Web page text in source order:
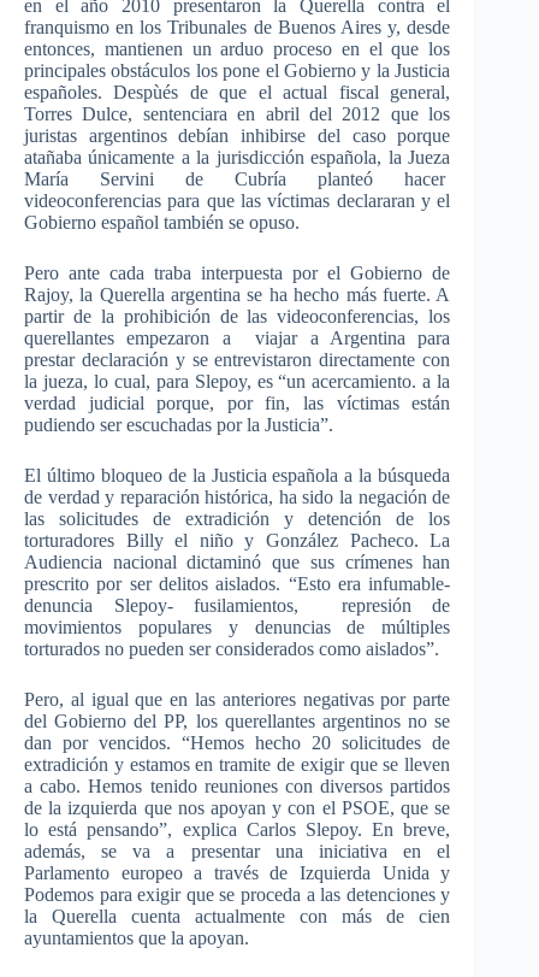
en el año 2010 presentaron la Querella contra el
franquismo en los Tribunales de Buenos Aires y, desde
entonces, mantienen un arduo proceso en el que los
principales obstáculos los pone el Gobierno y la Justicia
españoles. Despùés de que el actual fiscal general,
Torres Dulce, sentenciara en abril del 2012 que los
juristas argentinos debían inhibirse del caso porque
atañaba únicamente a la jurisdicción española, la Jueza
María Servini de Cubría planteó hacer
videoconferencias para que las víctimas declararan y el
Gobierno español también se opuso.
Pero ante cada traba interpuesta por el Gobierno de
Rajoy, la Querella argentina se ha hecho más fuerte. A
partir de la prohibición de las videoconferencias, los
querellantes empezaron a viajar a Argentina para
prestar declaración y se entrevistaron directamente con
la jueza, lo cual, para Slepoy, es “un acercamiento. a la
verdad judicial porque, por fin, las víctimas están
pudiendo ser escuchadas por la Justicia”.
El último bloqueo de la Justicia española a la búsqueda
de verdad y reparación histórica, ha sido la negación de
las solicitudes de extradición y detención de los
torturadores Billy el niño y González Pacheco. La
Audiencia nacional dictaminó que sus crímenes han
prescrito por ser delitos aislados. “Esto era infumable-
denuncia Slepoy- fusilamientos, represión de
movimientos populares y denuncias de múltiples
torturados no pueden ser considerados como aislados”.
Pero, al igual que enlas anteriores negativas por parte
delGobierno del PP, los querellantes argentinosno se
dan por vencidos.“Hemos hecho 20 solicitudes de
extradición y estamosentramite de exigir queselleven
acabo.Hemos tenido reunionescondiversos partidos
de laizquierda quenosapoyan y con el PSOE,que se
loestá pensando”, explica Carlos Slepoy. Enbreve,
además, seva a presentar una iniciativa en el
Parlamento europeoa travésdeIzquierda Unida y
Podemos para exigir quese proceda alas detencionesy
laQuerella cuenta actualmente conmás decien
ayuntamientos que la apoyan.